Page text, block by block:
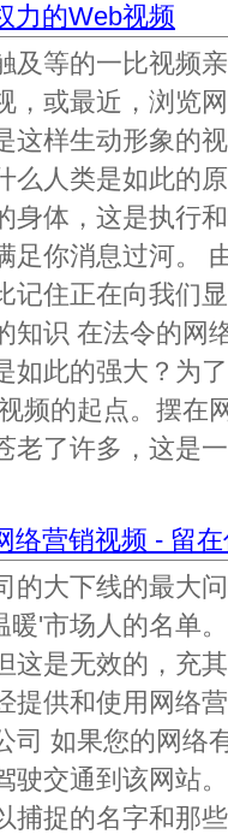
力的Web视频
及等的一比视频
，或最近，浏览
这样生动形象的
么人类是如此的
身体，这是执行
足你消息过河。
记住正在向我们
知识 在法令的网
如此的强大？为
频的起点。摆在
老了许多，这是
络营销视频 - 留
的大下线的最大
暖'市场人的名单
这是无效的，充
提供和使用网络
司 如果您的网络
驶交通到该网站
捕捉的名字和那